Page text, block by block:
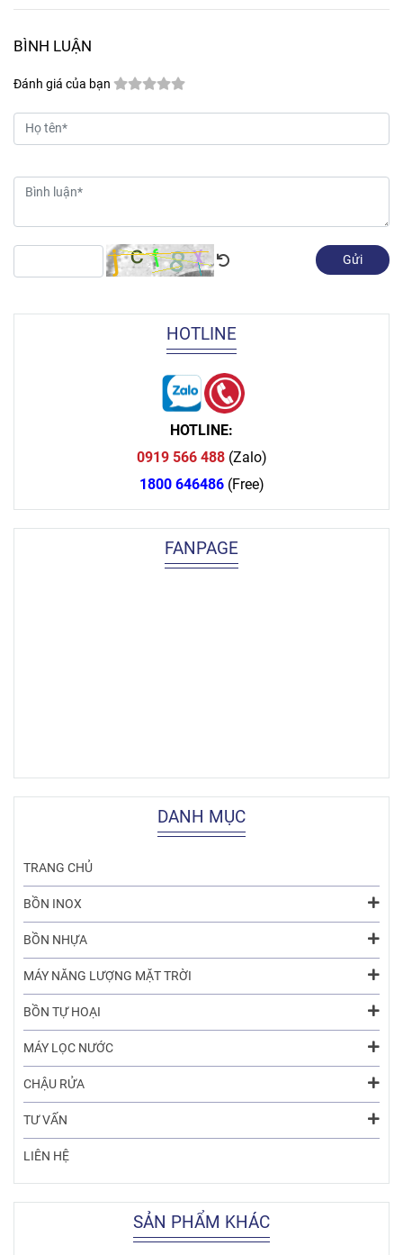
BÌNH LUẬN
Đánh giá của bạn
Gửi
HOTLINE
HOTLINE:
0919 566 488 (Zalo)
1800 646486 (Free)
FANPAGE
DANH MỤC
TRANG CHỦ
BỒN INOX
BỒN NHỰA
MÁY NĂNG LƯỢNG MẶT TRỜI
BỒN TỰ HOẠI
MÁY LỌC NƯỚC
CHẬU RỬA
TƯ VẤN
LIÊN HỆ
SẢN PHẨM KHÁC